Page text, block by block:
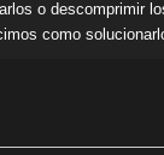
o descomprimir
como